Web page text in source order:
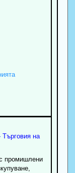
Търговия на
промишлени